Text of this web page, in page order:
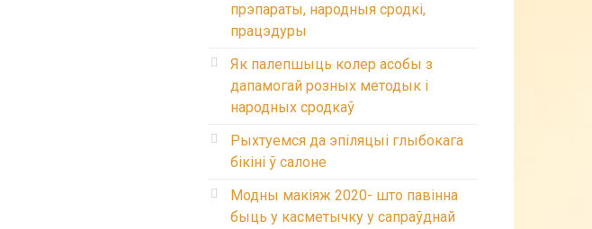
прэпараты, народныя сродкі,
працэдуры
Як палепшыць колер асобы з
дапамогай розных методык і
народных сродкаў
Рыхтуемся да эпіляцыі глыбокага
бікіні ў салоне
Модны макіяж 2020- што павінна
быць у касметычку у сапраўднай